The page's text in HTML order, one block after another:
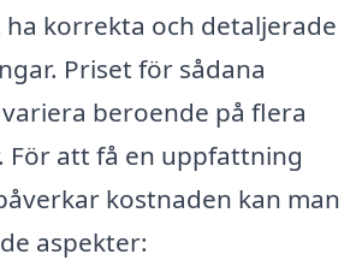
korrekta och detaljerade
Priset för sådana
beroende på flera
För att få en uppfattning
kostnaden kan man
aspekter: